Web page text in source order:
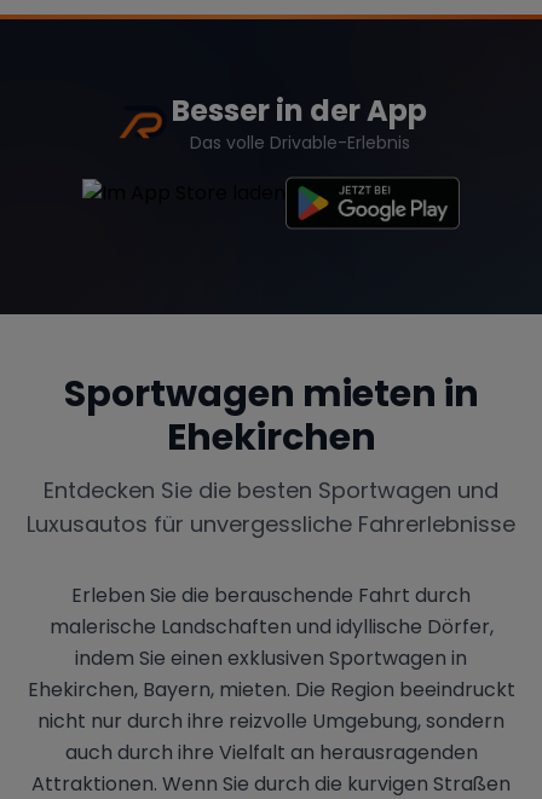
Besser in der App
Das volle Drivable-Erlebnis
Sportwagen mieten in
Ehekirchen
Entdecken Sie die besten Sportwagen und
Luxusautos für unvergessliche Fahrerlebnisse
Erleben Sie die berauschende Fahrt durch
malerische Landschaften und idyllische Dörfer,
indem Sie einen exklusiven Sportwagen in
Ehekirchen, Bayern, mieten. Die Region beeindruckt
nicht nur durch ihre reizvolle Umgebung, sondern
auch durch ihre Vielfalt an herausragenden
Attraktionen. Wenn Sie durch die kurvigen Straßen